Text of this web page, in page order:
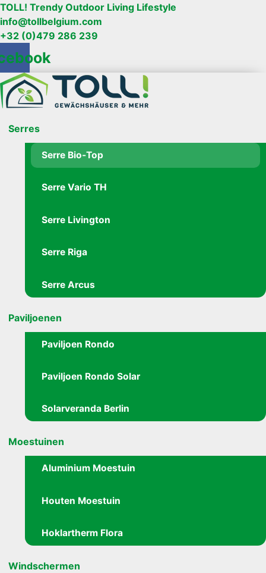
TOLL! Trendy Outdoor Living Lifestyle
info@tollbelgium.com
+32 (0)479 286 239
Serres
Serre Bio-Top
Serre Vario TH
Serre Livington
Serre Riga
Serre Arcus
Paviljoenen
Paviljoen Rondo
Paviljoen Rondo Solar
Solarveranda Berlin
Moestuinen
Aluminium Moestuin
Houten Moestuin
Hoklartherm Flora
Windschermen